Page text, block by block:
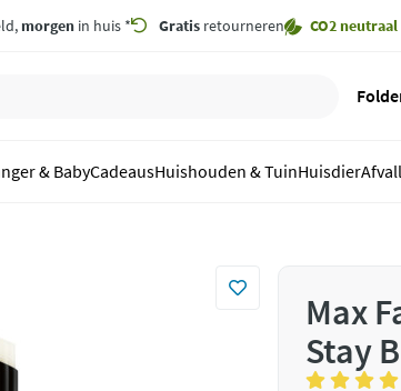
morgen in huis * Gratis retourneren CO2 neutraal
& BabyCadeausHuishouden & TuinHuisdier
Max
Stay